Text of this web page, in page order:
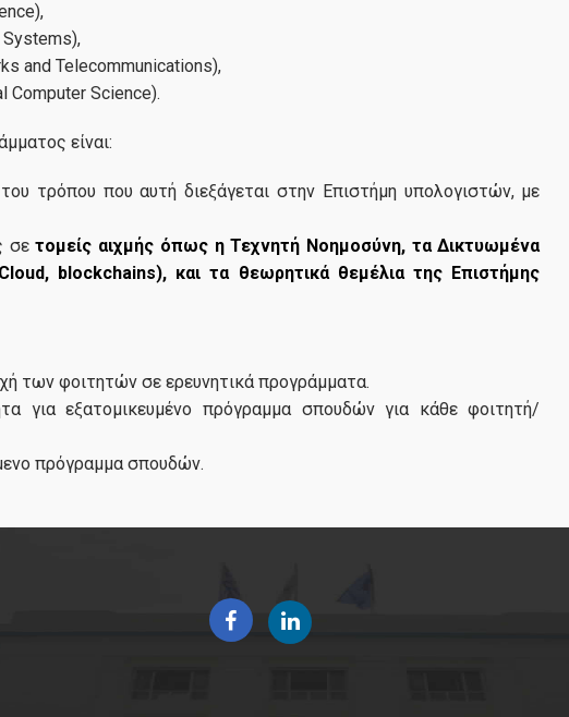
Γιατί να παρακολουθήσω το Πρόγραμμα
Συμμετοχή Φοιτητών στην Έρευνα
Έντυπα Αιτήσεων
Διδάσκοντες
Γνώμες αποφοίτων
and Telecommunications),
Computer Science).
είναι:
τρόπου που αυτή διεξάγεται στην Επιστήμη υπολογιστών, με
σετομείς αιχμής όπως η Τεχνητή Νοημοσύνη, τα Δικτυωμένα
blockchains), και τα θεωρητικά θεμέλια της Επιστήμης
των φοιτητών σε ερευνητικά προγράμματα.
για εξατομικευμένο πρόγραμμα σπουδών για κάθε φοιτητή/
πρόγραμμα σπουδών.